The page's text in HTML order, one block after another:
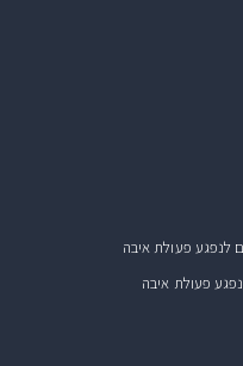
לנפגע פעולת איבה
פעולת איבה